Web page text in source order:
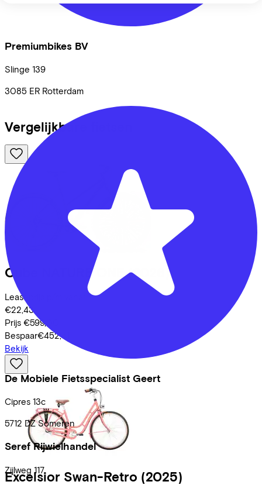
Premiumbikes BV
Slinge 139
3085 ER Rotterdam
De Mobiele Fietsspecialist Geert
Cipres 13c
5712 DZ Someren
Seref Rijwielhandel
Zijlweg 117
Vergelijkbare fietsen
Cube NATURE ONE (2026)
Leaseprijs p/m vanaf
€22,43
Prijs €599,00
Bespaar€452,41
Bekijk
Excelsior Swan-Retro (2025)